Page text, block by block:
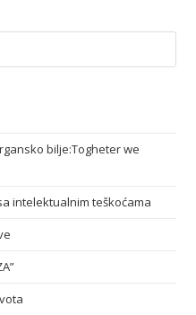
bilje:Togheter we
intelektualnim teškoćama